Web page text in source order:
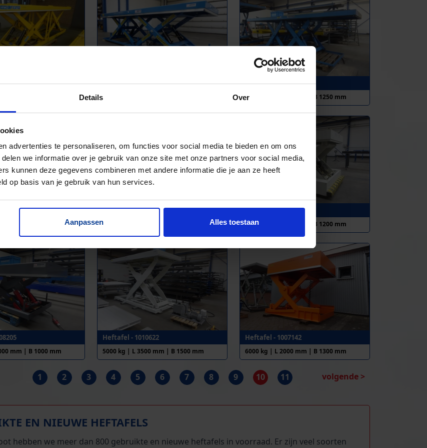
Details Over
advertenties te personaliseren, om functies voor social media te bieden en om ons
we informatie over je gebruik van onze site met onze partners voor social media,
kunnen deze gegevens combineren met andere informatie die je aan ze heeft
op basis van je gebruik van hun services.
Aanpassen Alles toestaan
mm | B 800 mm
Heftafel - 1006923
4000 kg | L 4000 mm | B 1200 mm
Heftafel - 1012105
4000 kg | L 4000 mm | B 1250 mm
Heftafels - 1009815
4500 kg | L 3300 mm | B 1400 mm
Heftafel - 1012022
5000 kg | L 1880 mm | B 1200 mm
mm | B 1000 mm
Heftafel - 1010622
5000 kg | L 3500 mm | B 1500 mm
Heftafel - 1007142
6000 kg | L 2000 mm | B 1300 mm
1 2 3 4 5 6 7 8 9 10 11 volgende >
EN NIEUWE HEFTAFELS
hebben we meer dan 800 gebruikte en nieuwe heftafels in voorraad. Er zijn veel soorten